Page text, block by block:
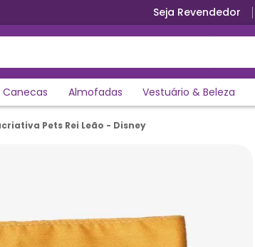
Seja Revendedor
Canecas Almofadas Vestuário & Beleza
Pets Rei Leão - Disney